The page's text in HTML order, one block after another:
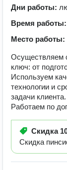
Дни работы:
Время работы:
Место работы:
Осуществляем
ключ: от
Используем
технологии и
задачи
Работаем по
Скидка
Скидка